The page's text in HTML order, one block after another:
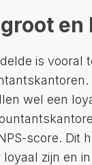
en
is vooral
wel een
score. Dit
zijn en